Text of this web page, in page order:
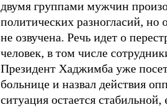
двумя группами мужчин
политических разногласий, но
не озвучена. Речь идет о
человек, в том числе
Президент Хаджимба уже
больнице и назвал действия
ситуация остается